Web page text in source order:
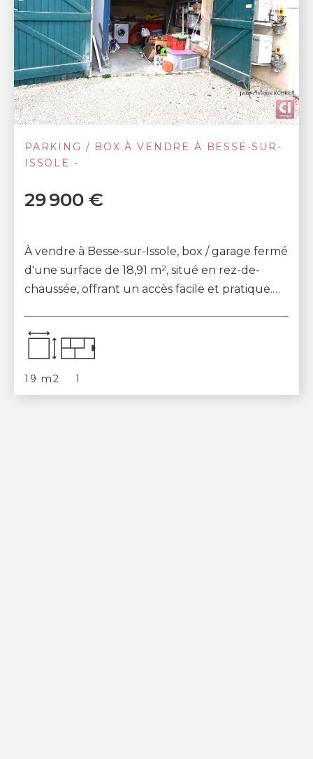
PARKING / BOX À VENDRE À BESSE-SUR-
ISSOLE -
29 900 €
À vendre à Besse-sur-Issole, box / garage fermé
d'une surface de 18,91 m², situé en rez-de-
chaussée, offrant un accès facile et pratique.
19 m2 1